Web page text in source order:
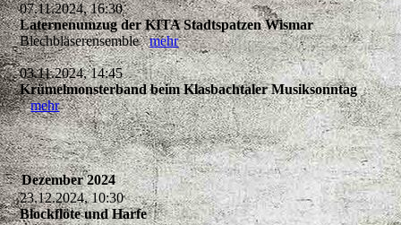
07.11.2024, 16:30
Laternenumzug der KITA Stadtspatzen Wismar
Blechbläserensemblemehr
03.11.2024, 14:45
Krümelmonsterband beim Klasbachtaler Musiksonntag
mehr
Dezember 2024
23.12.2024, 10:30
Blockflöte und Harfe